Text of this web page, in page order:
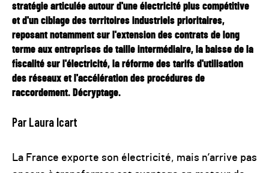
stratégie articulée autour d'une électricité plus compétitive
et d'un ciblage des territoires industriels prioritaires,
reposant notamment sur l'extension des contrats de long
terme aux entreprises de taille intermédiaire, la baisse de la
fiscalité sur l'électricité, la réforme des tarifs d'utilisation
des réseaux et l'accélération des procédures de
raccordement. Décryptage.
Par Laura Icart
La France exporte son électricité, mais n’arrive pas